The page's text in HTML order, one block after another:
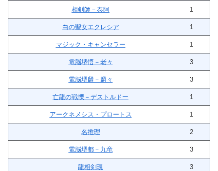
相剣師－泰阿 1
白の聖女エクレシア 1
マジック・キャンセラー 1
電脳堺悟－老々 3
電脳堺麟－麟々 3
亡龍の戦慄－デストルドー 1
アークネメシス・プロートス 1
名推理 2
電脳堺都－九竜 3
龍相剣現 3